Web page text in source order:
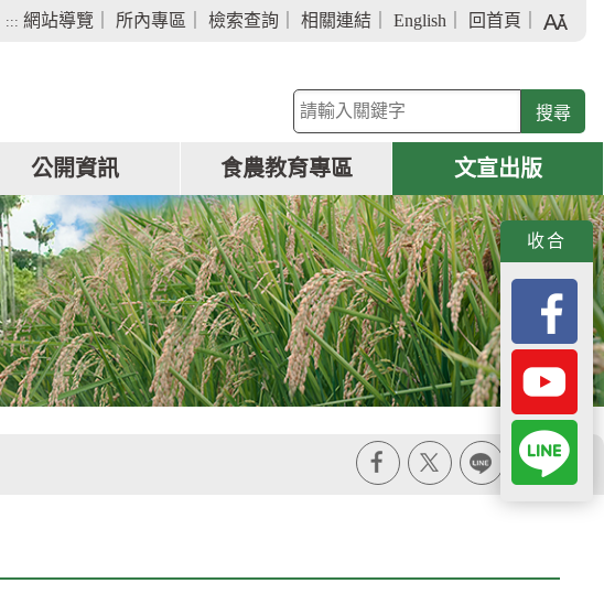
::: 網站導覽 所內專區 檢索查詢 相關連結 English 回首頁
小
關
鍵
查
詢
公開資訊 食農教育專區 文宣出版
收合